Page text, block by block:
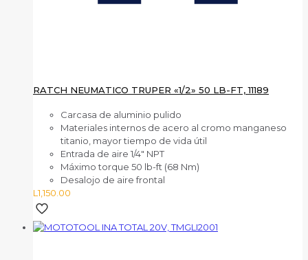
RATCH NEUMATICO TRUPER «1/2» 50 LB-FT, 11189
Carcasa de aluminio pulido
Materiales internos de acero al cromo manganeso
titanio, mayor tiempo de vida útil
Entrada de aire 1/4″ NPT
Máximo torque 50 lb-ft (68 Nm)
Desalojo de aire frontal
L1,150.00